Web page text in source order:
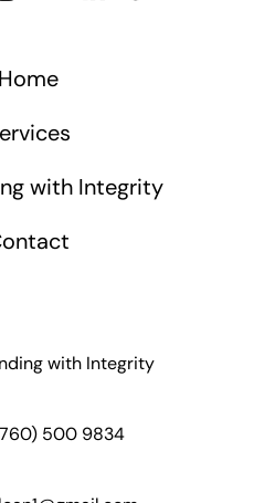
Home
with Integrity
with Integrity
500 9834